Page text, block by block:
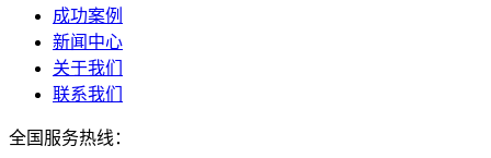
成功案例
新闻中心
关于我们
联系我们
全国服务热线：